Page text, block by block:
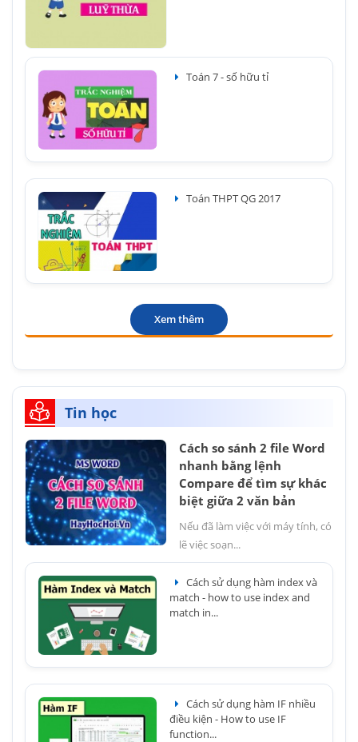
Toán 7 - số hữu tỉ
Toán THPT QG 2017
Xem thêm
Tin học
Cách so sánh 2 file Word
nhanh bằng lệnh
Compare để tìm sự khác
biệt giữa 2 văn bản
Nếu đã làm việc với máy tính, có
lẽ việc soạn...
Cách sử dụng hàm index và
match - how to use index and
match in...
Cách sử dụng hàm IF nhiều
điều kiện - How to use IF
function...